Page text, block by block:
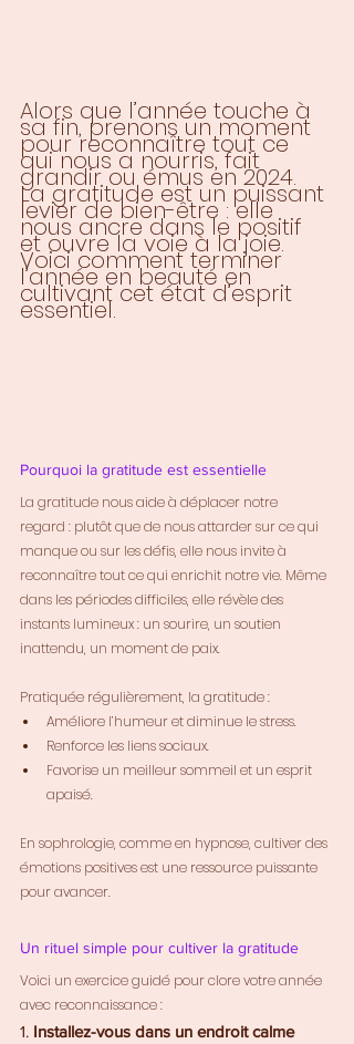
Alors que l’année touche à
sa fin, prenons un moment
pour reconnaître tout ce
qui nous a nourris, fait
grandir ou émus en 2024.
La gratitude est un puissant
levier de bien-être : elle
nous ancre dans le positif
et ouvre la voie à la joie.
Voici comment terminer
l’année en beauté en
cultivant cet état d’esprit
essentiel.
Pourquoi la gratitude est essentielle
La gratitude nous aide à déplacer notre
regard : plutôt que de nous attarder sur ce qui
manque ou sur les défis, elle nous invite à
reconnaître tout ce qui enrichit notre vie. Même
dans les périodes difficiles, elle révèle des
instants lumineux : un sourire, un soutien
inattendu, un moment de paix.
Pratiquée régulièrement, la gratitude :
Améliore l’humeur et diminue le stress.
Renforce les liens sociaux.
Favorise un meilleur sommeil et un esprit
apaisé.
En sophrologie, comme en hypnose, cultiver des
émotions positives est une ressource puissante
pour avancer.
Un rituel simple pour cultiver la gratitude
Voici un exercice guidé pour clore votre année
avec reconnaissance :
1. Installez-vous dans un endroit calme